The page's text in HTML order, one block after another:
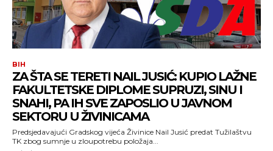
BIH
ZA ŠTA SE TERETI NAIL JUSIĆ: KUPIO LAŽNE
FAKULTETSKE DIPLOME SUPRUZI, SINU I
SNAHI, PA IH SVE ZAPOSLIO U JAVNOM
SEKTORU U ŽIVINICAMA
Predsjedavajući Gradskog vijeća Živinice Nail Jusić predat Tužilaštvu
TK zbog sumnje u zloupotrebu položaja...